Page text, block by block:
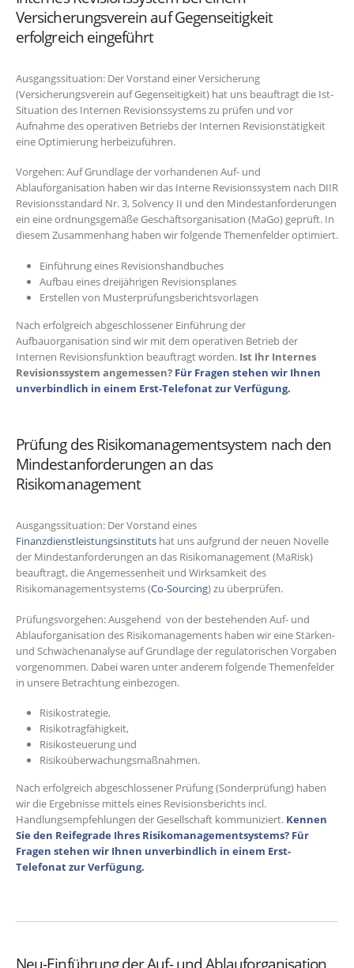
Versicherungsverein auf Gegenseitigkeit
erfolgreich eingeführt
Ausgangssituation: Der Vorstand einer Versicherung
(Versicherungsverein auf Gegenseitigkeit) hat uns beauftragt die Ist-
Situation des Internen Revisionssystems zu prüfen und vor
Aufnahme des operativen Betriebs der Internen Revisionstätigkeit
eine Optimierung herbeizuführen.
Vorgehen: Auf Grundlage der vorhandenen Auf- und
Ablauforganisation haben wir das Interne Revisionssystem nach DIIR
Revisionsstandard Nr. 3, Solvency II und den Mindestanforderungen
ein eine ordnungsgemäße Geschäftsorganisation (MaGo) geprüft. In
diesem Zusammenhang haben wir folgende Themenfelder optimiert.
Einführung eines Revisionshandbuches
Aufbau eines dreijährigen Revisionsplanes
Erstellen von Musterprüfungsberichtsvorlagen
Nach erfolgreich abgeschlossener Einführung der
Aufbauorganisation sind wir mit dem operativen Betrieb der
Internen Revisionsfunktion beauftragt worden. Ist Ihr Internes
Revisionssystem angemessen? Für Fragen stehen wir Ihnen
unverbindlich in einem Erst-Telefonat zur Verfügung.
Prüfung des Risikomanagementsystem nach den
Mindestanforderungen an das
Risikomanagement
Ausgangssituation: Der Vorstand eines
Finanzdienstleistungsinstituts hat uns aufgrund der neuen Novelle
der Mindestanforderungen an das Risikomanagement (MaRisk)
beauftragt, die Angemessenheit und Wirksamkeit des
Risikomanagementsystems (Co-Sourcing) zu überprüfen.
Prüfungsvorgehen:Ausgehend von der bestehenden Auf- und
Ablauforganisation des Risikomanagements haben wir eine Stärken-
und Schwächenanalyse auf Grundlage der regulatorischen Vorgaben
vorgenommen. Dabei waren unter anderem folgende Themenfelder
in unsere Betrachtung einbezogen.
Risikostrategie,
Risikotragfähigkeit,
Risikosteuerung und
Risikoüberwachungsmaßnahmen.
Nach erfolgreich abgeschlossener Prüfung (Sonderprüfung) haben
wir die Ergebnisse mittels eines Revisionsberichts incl.
Handlungsempfehlungen der Gesellschaft kommuniziert. Kennen
Sie den Reifegrade Ihres Risikomanagementsystems? Für
Fragen stehen wir Ihnen unverbindlich in einem Erst-
Telefonat zur Verfügung.
Neu-Einführung der Auf- und Ablauforganisation